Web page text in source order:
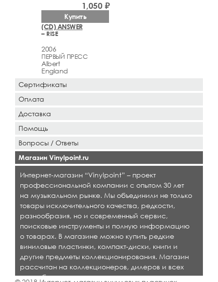
(CD) ANSWER
– RISE
2006
ПЕРВЫЙ ПРЕСС
Albert
England
1,050 ₽
Купить
Сертификаты
Оплата
Доставка
Помощь
Вопросы / Ответы
Магазин Vinylpoint.ru
Интернет-магазин “Vinylpoint” – проект
профессиональной компании с опытом 30 лет
на музыкальном рынке. Мы объединили не только
товары исключительного качества, редкости,
разнообразия, но и современный сервис,
поисковые инструменты и полную информацию
о товарах. В магазине можно купить редкие
виниловые пластинки, компакт-диски, книги и
другие предметы коллекционирования. Магазин
рассчитан на коллекционеров, дилеров и всех
кто любит качественную музыку.